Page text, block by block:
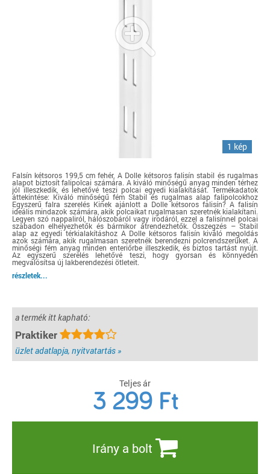
1 kép
Falsín kétsoros 199,5 cm fehér, A Dolle kétsoros falisín stabil és rugalmas
alapot biztosít falipolcai számára. A kiváló minőségű anyag minden térhez
jól illeszkedik, és lehetővé teszi polcai egyedi kialakítását. Termékadatok
áttekintése: Kiváló minőségű fém Stabil és rugalmas alap falipolcokhoz
Egyszerű falra szerelés Kinek ajánlott a Dolle kétsoros falisín? A falisín
ideális mindazok számára, akik polcaikat rugalmasan szeretnék kialakítani.
Legyen szó nappaliról, hálószobáról vagy irodáról, ezzel a falisínnel polcai
szabadon elhelyezhetők és bármikor átrendezhetők. Összegzés – Stabil
alap az egyedi térkialakításhoz A Dolle kétsoros falisín kiváló megoldás
azok számára, akik rugalmasan szeretnék berendezni polcrendszerüket. A
minőségi fém anyag minden enteriőrbe illeszkedik, és biztos tartást nyújt.
Az egyszerű szerelés lehetővé teszi, hogy gyorsan és könnyedén
megvalósítsa új lakberendezési ötleteit.
részletek...
a termék itt kapható:
Praktiker
üzlet adatlapja, nyitvatartás »
Teljes ár
3 299 Ft
Irány a bolt